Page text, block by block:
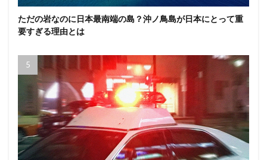
ただの岩なのに日本最南端の島？沖ノ鳥島が日本にとって重
要すぎる理由とは